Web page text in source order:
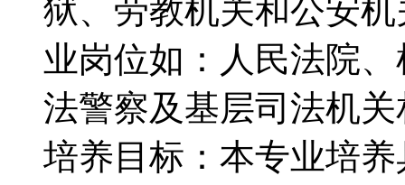
狱、劳教机关和公安
业岗位如：人民法院
法警察及基层司法机
培养目标：本专业培